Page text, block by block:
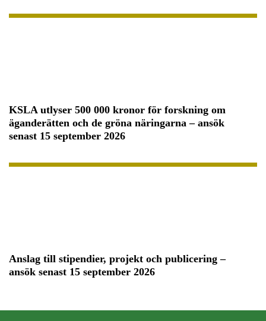
KSLA utlyser 500 000 kronor för forskning om
äganderätten och de gröna näringarna – ansök
senast 15 september 2026
Anslag till stipendier, projekt och publicering –
ansök senast 15 september 2026